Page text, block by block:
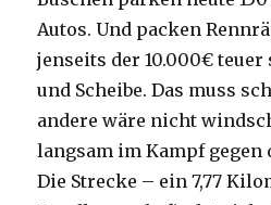
Autos. Und packen
jenseits der 10.000€
und Scheibe. Das muss
andere wäre nicht
langsam im Kampf gegen
Die Strecke – ein 7,77